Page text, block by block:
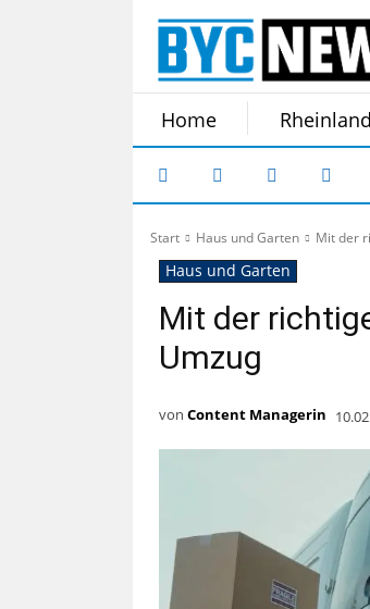
Home
Start Haus und Garten Mit der
Haus und Garten
Mit der
Umzug
von Content Managerin